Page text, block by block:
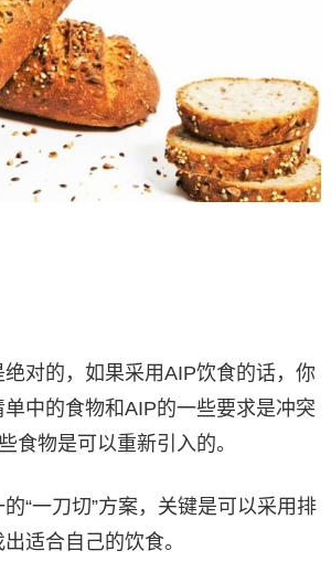
对的，如果采用AIP饮食的话，你
中的食物和AIP的一些要求是冲突
食物是可以重新引入的。
“一刀切”方案，关键是可以采用排
适合自己的饮食。